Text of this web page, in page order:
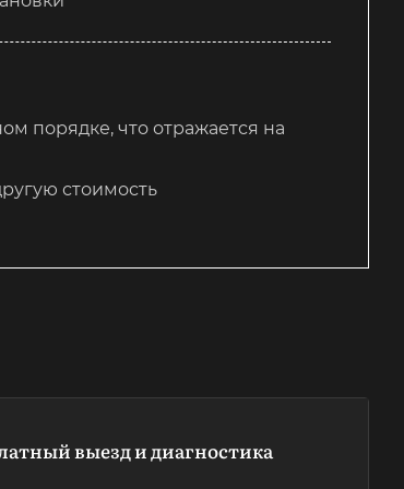
порядке, что отражается на
стоимость
выезд и диагностика